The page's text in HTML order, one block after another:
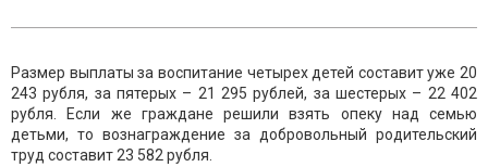
Размер выплаты за воспитание четырех детей составит уже 20
243 рубля, за пятерых – 21 295 рублей, за шестерых – 22 402
рубля. Если же граждане решили взять опеку над семью
детьми, то вознаграждение за добровольный родительский
труд составит 23 582 рубля.